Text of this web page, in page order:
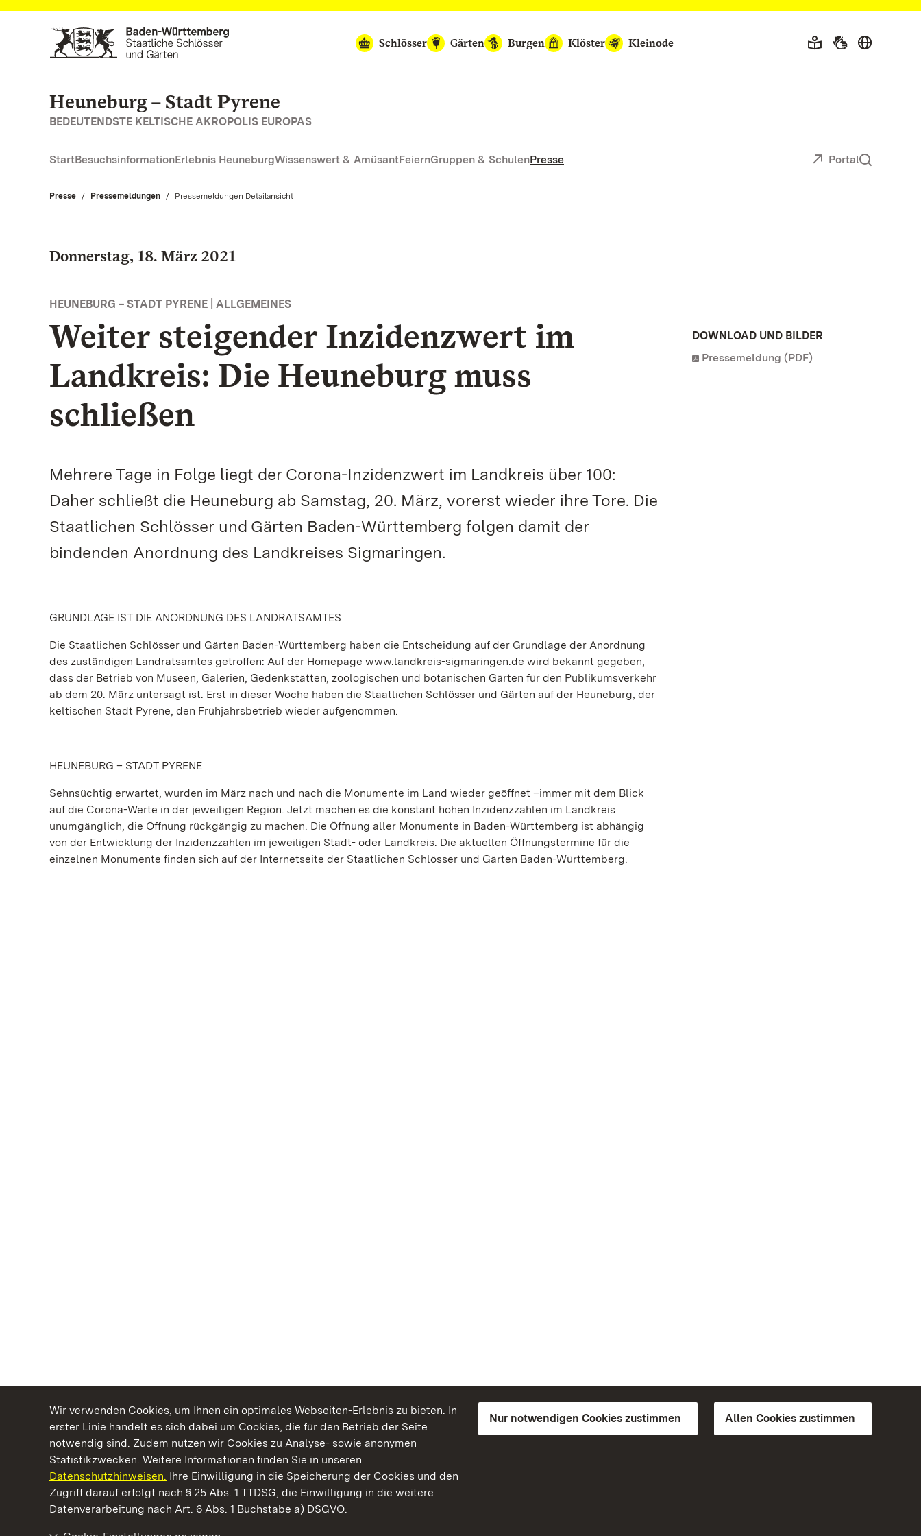
Wir verwenden Cookies, um Ihnen ein optimales Webseiten-Erlebnis zu bieten. In
erster Linie handelt es sich dabei um Cookies, die für den Betrieb der Seite
notwendig sind. Zudem nutzen wir Cookies zu Analyse- sowie anonymen
Statistikzwecken. Weitere Informationen finden Sie in unseren
Datenschutzhinweisen. Ihre Einwilligung in die Speicherung der Cookies und den
Zugriff darauf erfolgt nach § 25 Abs. 1 TTDSG, die Einwilligung in die weitere
Datenverarbeitung nach Art. 6 Abs. 1 Buchstabe a) DSGVO.
Nur notwendigen Cookies zustimmen Allen Cookies zustimmen
Zum Hauptinhalt springen
Schlösser
Gärten Burgen Klöster Kleinode
Heuneburg – Stadt Pyrene
BEDEUTENDSTE KELTISCHE AKROPOLIS EUROPAS
StartBesuchsinformationErlebnis HeuneburgWissenswert & AmüsantFeiernGruppen & SchulenPresse Portal
Presse Pressemeldungen Aktuell:
Pressemeldungen Detailansicht
Donnerstag, 18. März 2021
HEUNEBURG – STADT PYRENE | ALLGEMEINES
Weiter steigender Inzidenzwert im
Landkreis: Die Heuneburg muss
schließen
Mehrere Tage in Folge liegt der Corona-Inzidenzwert im Landkreis über 100:
Daher schließt die Heuneburg ab Samstag, 20. März, vorerst wieder ihre Tore. Die
Staatlichen Schlösser und Gärten Baden-Württemberg folgen damit der
bindenden Anordnung des Landkreises Sigmaringen.
GRUNDLAGE IST DIE ANORDNUNG DES LANDRATSAMTES
Die Staatlichen Schlösser und Gärten Baden-Württemberg haben die Entscheidung auf der Grundlage der Anordnung
des zuständigen Landratsamtes getroffen: Auf der Homepage www.landkreis-sigmaringen.de wird bekannt gegeben,
dass der Betrieb von Museen, Galerien, Gedenkstätten, zoologischen und botanischen Gärten für den Publikumsverkehr
ab dem 20. März untersagt ist. Erst in dieser Woche haben die Staatlichen Schlösser und Gärten auf der Heuneburg, der
keltischen Stadt Pyrene, den Frühjahrsbetrieb wieder aufgenommen.
HEUNEBURG – STADT PYRENE
Sehnsüchtig erwartet, wurden im März nach und nach die Monumente im Land wieder geöffnet –immer mit dem Blick
auf die Corona-Werte in der jeweiligen Region. Jetzt machen es die konstant hohen Inzidenzzahlen im Landkreis
unumgänglich, die Öffnung rückgängig zu machen. Die Öffnung aller Monumente in Baden-Württemberg ist abhängig
von der Entwicklung der Inzidenzzahlen im jeweiligen Stadt- oder Landkreis. Die aktuellen Öffnungstermine für die
einzelnen Monumente finden sich auf der Internetseite der Staatlichen Schlösser und Gärten Baden-Württemberg.
DOWNLOAD UND BILDER
Pressemeldung (PDF)
Kommen. Staunen. Genießen.